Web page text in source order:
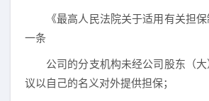
《最高人民法院关于适用有关担
一条
公司的分支机构未经公司股东（
议以自己的名义对外提供担保；